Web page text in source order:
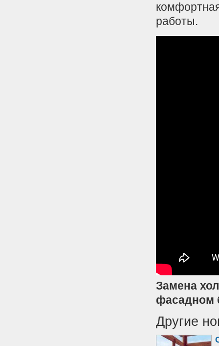
работы.
Замена
фасадном
Другие